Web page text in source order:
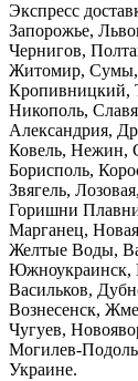
Экспресс
Запорожье,
Чернигов,
Житомир, Сумы,
Кропивницкий,
Никополь,
Александрия,
Ковель, Нежин,
Борисполь,
Звягель,
Горишни
Марганец,
Желтые Воды,
Южноукраинск,
Васильков,
Вознесенск,
Чугуев,
Могилев-
Украине.